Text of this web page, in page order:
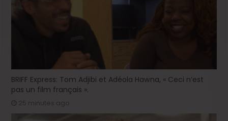
BRIFF Express: Tom Adjibi et Adéola Hawna, « Ceci n’est
pas un film français ».
25 minutes ago